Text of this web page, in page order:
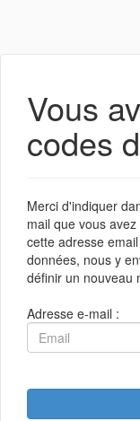
Vous
codes
Merci d'indiquer
mail que vous
cette adresse
données, nous y
définir un nouveau
Adresse e-mail :